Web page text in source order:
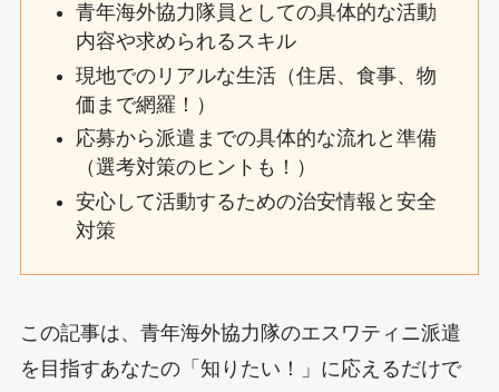
青年海外協力隊員としての具体的な活動
内容や求められるスキル
現地でのリアルな生活（住居、食事、物
価まで網羅！）
応募から派遣までの具体的な流れと準備
（選考対策のヒントも！）
安心して活動するための治安情報と安全
対策
この記事は、青年海外協力隊のエスワティニ派遣
を目指すあなたの「知りたい！」に応えるだけで